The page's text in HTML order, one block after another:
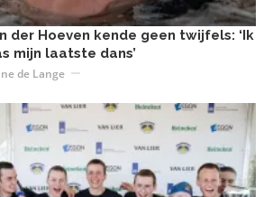
der Hoeven kende geen twijfels: ‘Ik
mijn laatste dans’
de Lange